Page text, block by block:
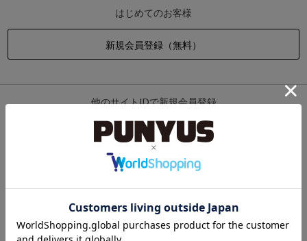
はじめてのお客様
他のサイトIDで新規会員登録
他のサイトIDで新規会員登録をしていただくと次回以降、そのIDで
ログインすることができます。